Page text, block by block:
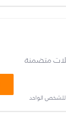
متضمنة
للشخص الواحد